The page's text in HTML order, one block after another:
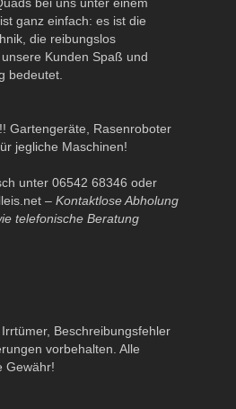
ganz einfach: es ist die
die reibungslos
Kunden Spaß und
bedeutet.
Gartengeräte, Rasenroboter
jegliche Maschinen!
unter 06542 68346 oder
– Kontaktlose Abholung
telefonische Beratung
Beschreibungsfehler
vorbehalten. Alle
Gewähr!